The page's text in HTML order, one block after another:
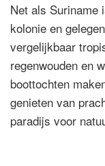
Net als Suriname
kolonie en
vergelijkbaar
regenwouden en
boottochten
genieten van
paradijs voor